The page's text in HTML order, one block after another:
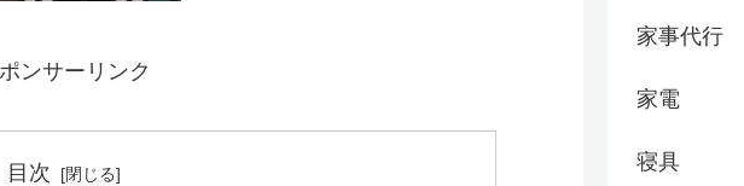
ンサーリンク
目次
家事代行
家電
寝具